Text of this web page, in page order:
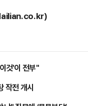
것'이 전부"
작전 개시